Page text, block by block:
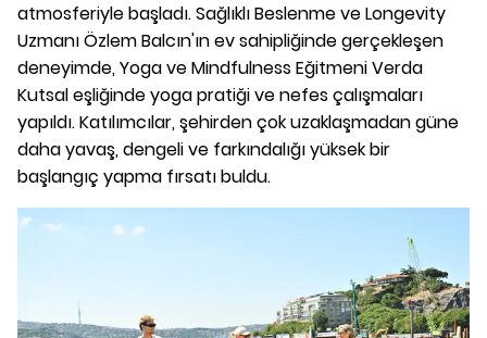
atmosferiyle başladı. Sağlıklı Beslenme ve Longevity
Uzmanı Özlem Balcın'ın ev sahipliğinde gerçekleşen
deneyimde, Yoga ve Mindfulness Eğitmeni Verda
Kutsal eşliğinde yoga pratiği ve nefes çalışmaları
yapıldı. Katılımcılar, şehirden çok uzaklaşmadan güne
daha yavaş, dengeli ve farkındalığı yüksek bir
başlangıç yapma fırsatı buldu.